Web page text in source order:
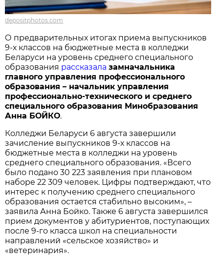
depositphotos.com
О предварительных итогах приема выпускников
9-х классов на бюджетные места в колледжи
Беларуси на уровень среднего специального
образования рассказала замначальника
главного управления профессионального
образования – начальник управления
профессионально-технического и среднего
специального образования Минобразования
Анна БОЙКО.
Колледжи Беларуси 6 августа завершили
зачисление выпускников 9-х классов на
бюджетные места в колледжи на уровень
среднего специального образования. «Всего
было подано 30 223 заявления при плановом
наборе 22 309 человек. Цифры подтверждают, что
интерес к получению среднего специального
образования остается стабильно высоким», –
заявила Анна Бойко. Также 6 августа завершился
прием документов у абитуриентов, поступающих
после 9-го класса школ на специальности
направлений «сельское хозяйство» и
«ветеринария».